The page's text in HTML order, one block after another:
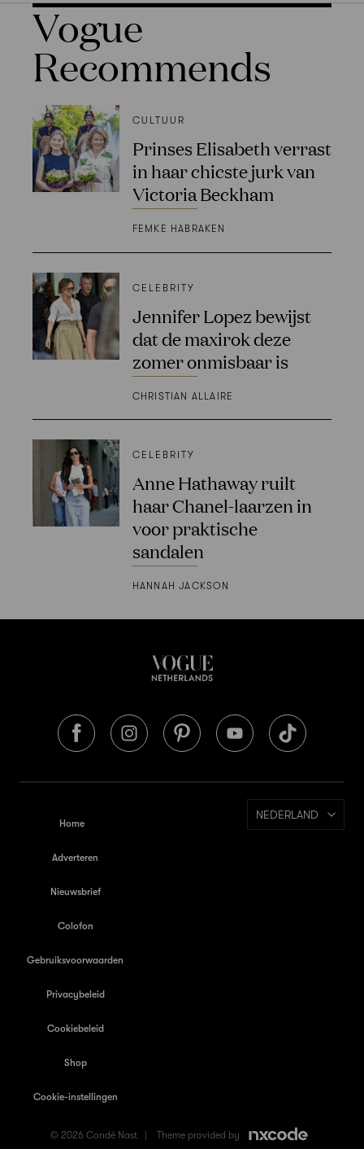
Vogue
Recommends
CULTUUR
Prinses Elisabeth verrast
in haar chicste jurk van
Victoria Beckham
FEMKE HABRAKEN
CELEBRITY
Jennifer Lopez bewijst
dat de maxirok deze
zomer onmisbaar is
CHRISTIAN ALLAIRE
CELEBRITY
Anne Hathaway ruilt
haar Chanel-laarzen in
voor praktische
sandalen
HANNAH JACKSON
Home
Adverteren
Nieuwsbrief
Colofon
Gebruiksvoorwaarden
Privacybeleid
Cookiebeleid
Shop
Cookie-instellingen
NEDERLAND
© 2026 Condé Nast | Theme provided by